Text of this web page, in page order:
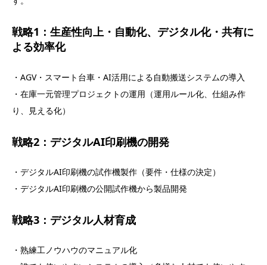
戦略1：生産性向上・自動化、デジタル化・共有に
よる効率化
・AGV・スマート台車・AI活用による自動搬送システムの導入
・在庫一元管理プロジェクトの運用（運用ルール化、仕組み作
り、見える化）
戦略2：デジタルAI印刷機の開発
・デジタルAI印刷機の試作機製作（要件・仕様の決定）
・デジタルAI印刷機の公開試作機から製品開発
戦略3：デジタル人材育成
・熟練工ノウハウのマニュアル化